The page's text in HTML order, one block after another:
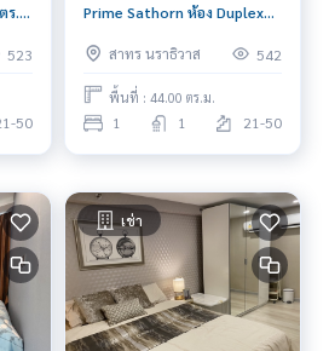
ร.ม.
อยู่
523
50
Prime Sathorn ห้อง Duplex
วิวแม่น้ำโล่ง.
สาทร นราธิวาส 542
พื้นที่ : 44.00 ตร.ม.
1 1 21-50
เช่า